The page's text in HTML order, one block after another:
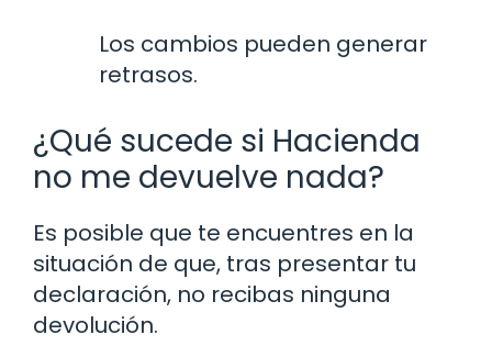
Los cambios pueden generar
retrasos.
¿Qué sucede si Hacienda
no me devuelve nada?
Es posible que te encuentres en la
situación de que, tras presentar tu
declaración, no recibas ninguna
devolución.